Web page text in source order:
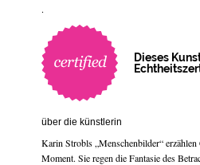
.
Dieses
über die künstlerin
Karin Strobls „Menschenbilder“ erzählen
Moment. Sie regen die Fantasie des